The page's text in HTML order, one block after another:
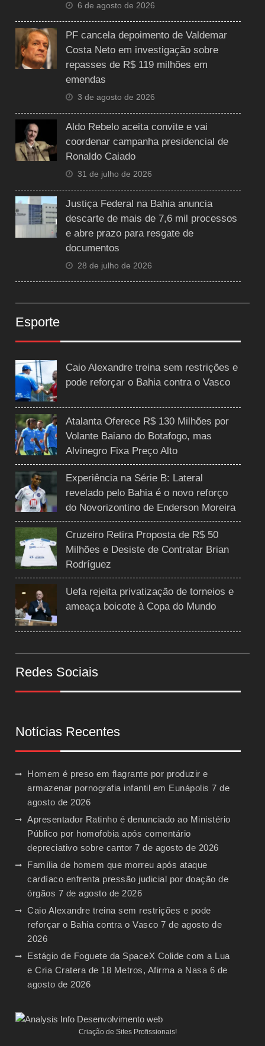
6 de agosto de 2026
PF cancela depoimento de Valdemar
Costa Neto em investigação sobre
repasses de R$ 119 milhões em
emendas
3 de agosto de 2026
Aldo Rebelo aceita convite e vai
coordenar campanha presidencial de
Ronaldo Caiado
31 de julho de 2026
Justiça Federal na Bahia anuncia
descarte de mais de 7,6 mil processos
e abre prazo para resgate de
documentos
28 de julho de 2026
Esporte
Caio Alexandre treina sem restrições e
pode reforçar o Bahia contra o Vasco
Atalanta Oferece R$ 130 Milhões por
Volante Baiano do Botafogo, mas
Alvinegro Fixa Preço Alto
Experiência na Série B: Lateral
revelado pelo Bahia é o novo reforço
do Novorizontino de Enderson Moreira
Cruzeiro Retira Proposta de R$ 50
Milhões e Desiste de Contratar Brian
Rodríguez
Uefa rejeita privatização de torneios e
ameaça boicote à Copa do Mundo
Redes Sociais
Notícias Recentes
Homem é preso em flagrante por produzir e
armazenar pornografia infantil em Eunápolis 7 de
agosto de 2026
Apresentador Ratinho é denunciado ao Ministério
Público por homofobia após comentário
depreciativo sobre cantor 7 de agosto de 2026
Família de homem que morreu após ataque
cardíaco enfrenta pressão judicial por doação de
órgãos 7 de agosto de 2026
Caio Alexandre treina sem restrições e pode
reforçar o Bahia contra o Vasco 7 de agosto de
2026
Estágio de Foguete da SpaceX Colide com a Lua
e Cria Cratera de 18 Metros, Afirma a Nasa 6 de
agosto de 2026
Criação de Sites Profissionais!